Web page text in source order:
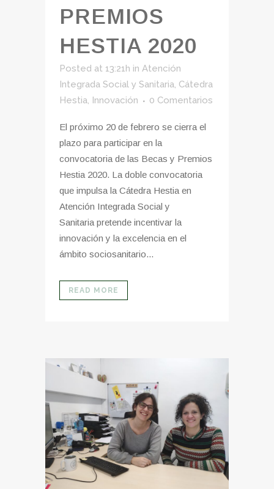
PREMIOS
HESTIA 2020
Posted at 13:21h in Atención
Integrada Social y Sanitaria, Cátedra
Hestia, Innovación 0 Comentarios
El próximo 20 de febrero se cierra el
plazo para participar en la
convocatoria de las Becas y Premios
Hestia 2020. La doble convocatoria
que impulsa la Cátedra Hestia en
Atención Integrada Social y
Sanitaria pretende incentivar la
innovación y la excelencia en el
ámbito sociosanitario...
READ MORE